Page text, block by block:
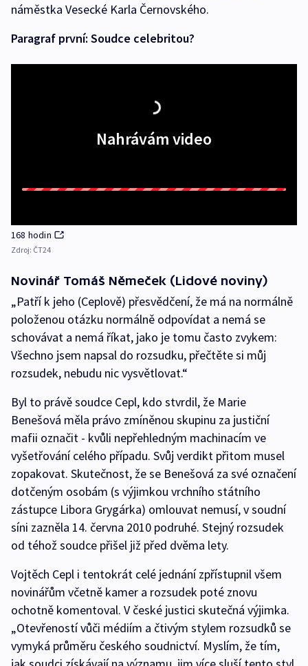
náměstka Vesecké Karla Černovského.
Paragraf první: Soudce celebritou?
Nahrávám video
168 hodin
Zdroj: ČT24
Novinář Tomáš Němeček (Lidové noviny)
„Patří k jeho (Ceplově) přesvědčení, že má na normálně
položenou otázku normálně odpovídat a nemá se
schovávat a nemá říkat, jako je tomu často zvykem:
Všechno jsem napsal do rozsudku, přečtěte si můj
rozsudek, nebudu nic vysvětlovat.“
Byl to právě soudce Cepl, kdo stvrdil, že Marie
Benešová měla právo zmíněnou skupinu za justiční
mafii označit - kvůli nepřehledným machinacím ve
vyšetřování celého případu. Svůj verdikt přitom musel
zopakovat. Skutečnost, že se Benešová za své označení
dotčeným osobám (s výjimkou vrchního státního
zástupce Libora Grygárka) omlouvat nemusí, v soudní
síni zazněla 14. června 2010 podruhé. Stejný rozsudek
od téhož soudce přišel již před dvěma lety.
Vojtěch Cepl i tentokrát celé jednání zpřístupnil všem
novinářům včetně kamer a rozsudek poté znovu
ochotně komentoval. V české justici skutečná výjimka.
„Otevřeností vůči médiím a čtivým stylem rozsudků se
vymyká průměru českého soudnictví. Myslím, že tím,